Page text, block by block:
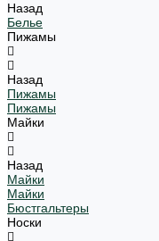
Назад
Белье
Пижамы
Назад
Пижамы
Пижамы
Майки
Назад
Майки
Майки
Бюстгальтеры
Носки